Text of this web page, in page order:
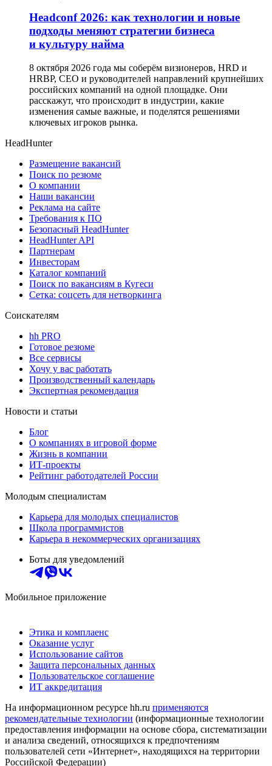
Headсonf 2026: как технологии и новые
подходы меняют стратегии бизнеса
и культуру найма
8 октября 2026 года мы соберём визионеров, HRD и
HRBP, СЕО и руководителей направлений крупнейших
российских компаний на одной площадке. Они
расскажут, что происходит в индустрии, какие
изменения самые важные, и поделятся решениями
ключевых игроков рынка.
HeadHunter
Размещение вакансий
Поиск по резюме
О компании
Наши вакансии
Реклама на сайте
Требования к ПО
Безопасный HeadHunter
HeadHunter API
Партнерам
Инвесторам
Каталог компаний
Поиск по вакансиям в Кугеси
Сетка: соцсеть для нетворкинга
Соискателям
hh PRO
Готовое резюме
Все сервисы
Хочу у вас работать
Производственный календарь
Экспертная рекомендация
Новости и статьи
Блог
О компаниях в игровой форме
Жизнь в компании
ИТ-проекты
Рейтинг работодателей России
Молодым специалистам
Карьера для молодых специалистов
Школа программистов
Карьера в некоммерческих организациях
Боты для уведомлений
Мобильное приложение
Этика и комплаенс
Оказание услуг
Использование сайтов
Защита персональных данных
Пользовательское соглашение
ИТ аккредитация
На информационном ресурсе hh.ru применяются
рекомендательные технологии (информационные технологии
предоставления информации на основе сбора, систематизации
и анализа сведений, относящихся к предпочтениям
пользователей сети «Интернет», находящихся на территории
Российской Федерации)